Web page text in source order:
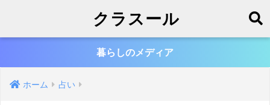
クラスール
暮らしのメディア
ホーム 占い